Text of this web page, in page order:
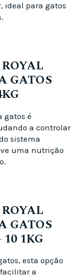
ideal para gatos
GATOS
gatos é
a controlar
sistema
uma nutrição
GATOS
1KG
esta opção
a